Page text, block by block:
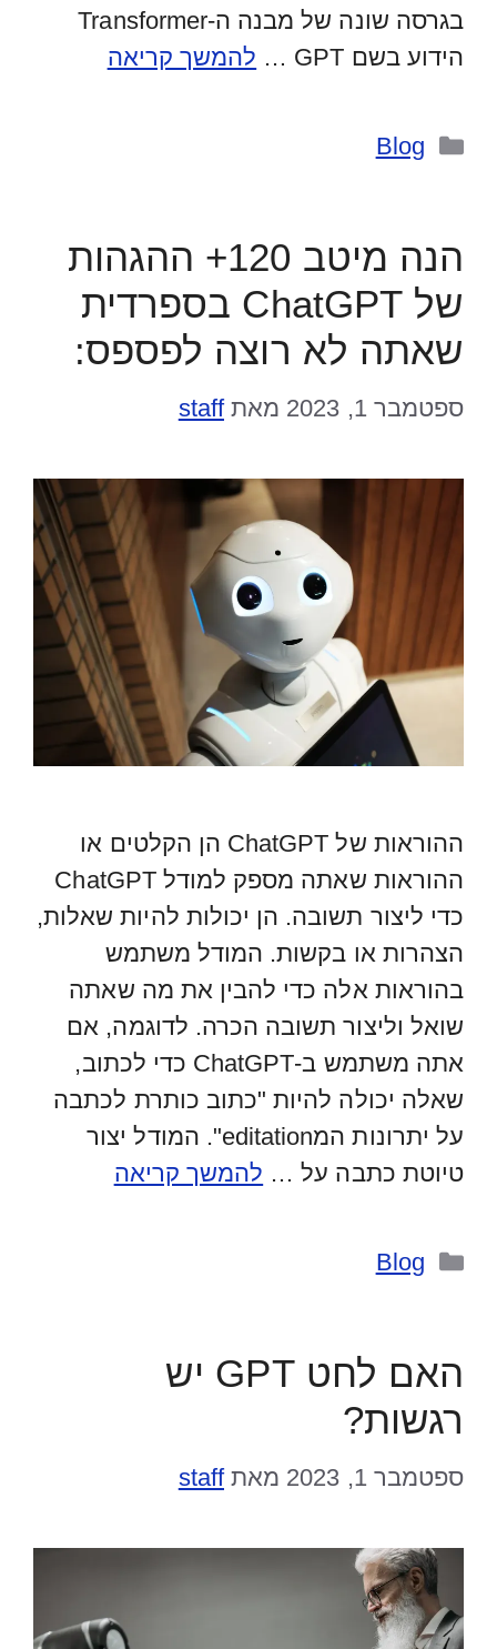
בגרסה שונה של מבנה ה-Transformer
הידוע בשם GPT …
להמשך קריאה
קטגוריות
Blog
הנה מיטב 120+ ההגהות
של ChatGPT בספרדית
שאתה לא רוצה לפספס:
ספטמבר 1, 2023 מאתstaff
ההוראות של ChatGPT הן הקלטים או
ההוראות שאתה מספק למודל ChatGPT
כדי ליצור תשובה. הן יכולות להיות שאלות,
הצהרות או בקשות. המודל משתמש
בהוראות אלה כדי להבין את מה שאתה
שואל וליצור תשובה הכרה. לדוגמה, אם
אתה משתמש ב-ChatGPT כדי לכתוב,
שאלה יכולה להיות "כתוב כותרת לכתבה
על יתרונות המeditation". המודל יצור
טיוטת כתבה על … להמשך קריאה
קטגוריות
Blog
האם לחט GPT יש
רגשות?
ספטמבר 1, 2023 מאתstaff